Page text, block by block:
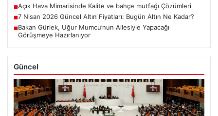
■Açık Hava Mimarisinde Kalite ve bahçe mutfağı Çözümleri
■7 Nisan 2026 Güncel Altın Fiyatları: Bugün Altın Ne Kadar?
■Bakan Gürlek, Uğur Mumcu’nun Ailesiyle Yapacağı
Görüşmeye Hazırlanıyor
Güncel